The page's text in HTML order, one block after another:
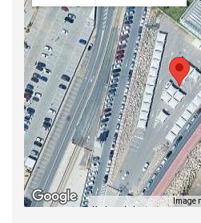
Keyboard shortcuts
Image